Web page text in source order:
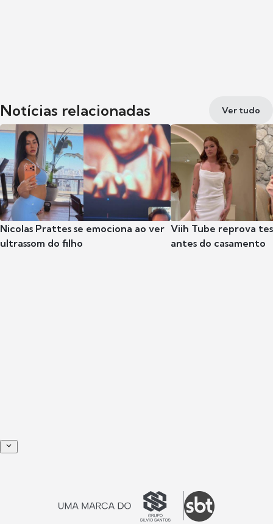
Notícias relacionadas Ver tudo
Nicolas Prattes se emociona ao ver
ultrassom do filho
Viih Tube reprova
antes do casamento